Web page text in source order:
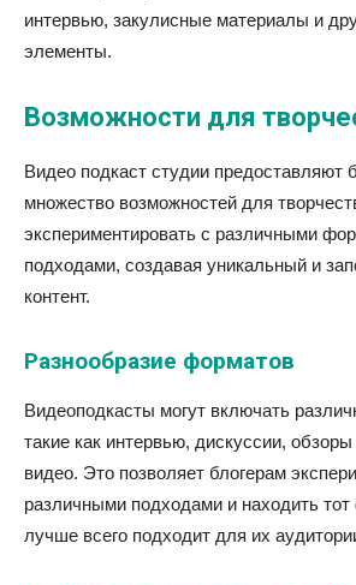
интервью, закулисные материалы и
элементы.
Возможности для
Видео подкаст студии предоставляют
множество возможностей для
экспериментировать с различными
подходами, создавая уникальный и
контент.
Разнообразие форматов
Видеоподкасты могут включать
такие как интервью, дискуссии,
видео. Это позволяет блогерам
различными подходами и находить
лучше всего подходит для их